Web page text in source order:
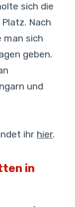
sich die
Nach
man sich
geben.
und
ihr hier.
in